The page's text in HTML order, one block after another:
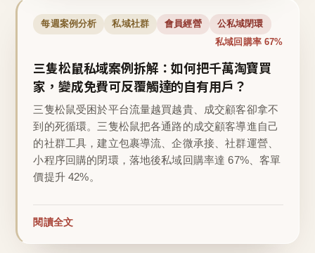
每週案例分析 私域社群 會員經營 公私域閉環
私域回購率 67%
三隻松鼠私域案例拆解：如何把千萬淘寶買
家，變成免費可反覆觸達的自有用戶？
三隻松鼠受困於平台流量越買越貴、成交顧客卻拿不
到的死循環。三隻松鼠把各通路的成交顧客導進自己
的社群工具，建立包裹導流、企微承接、社群運營、
小程序回購的閉環，落地後私域回購率達 67%、客單
價提升 42%。
閱讀全文